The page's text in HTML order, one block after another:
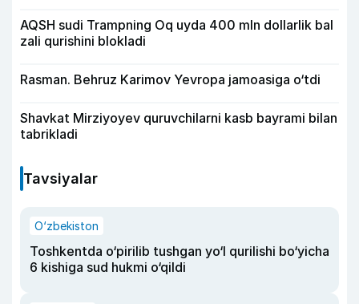
AQSH sudi Trampning Oq uyda 400 mln dollarlik bal
zali qurishini blokladi
Rasman. Behruz Karimov Yevropa jamoasiga o‘tdi
Shavkat Mirziyoyev quruvchilarni kasb bayrami bilan
tabrikladi
Tavsiyalar
O‘zbekiston
Toshkentda o‘pirilib tushgan yo‘l qurilishi bo‘yicha
6 kishiga sud hukmi o‘qildi